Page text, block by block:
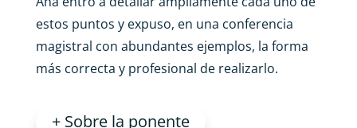
estos puntos y expuso, en una conferencia
magistral con abundantes ejemplos, la forma
más correcta y profesional de realizarlo.
+ Sobre la ponente